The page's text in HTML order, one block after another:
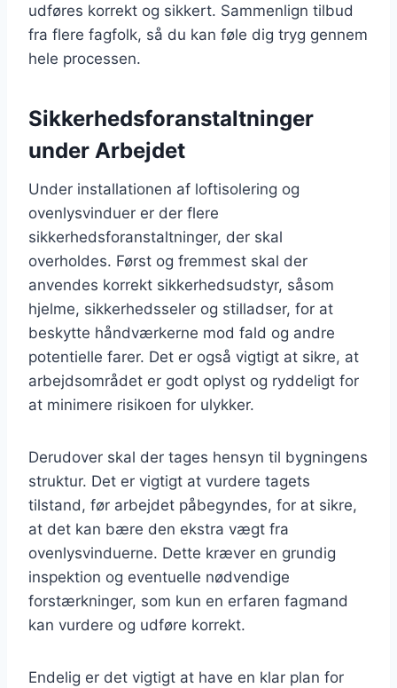
udføres korrekt og sikkert. Sammenlign tilbud
fra flere fagfolk, så du kan føle dig tryg gennem
hele processen.
Sikkerhedsforanstaltninger
under Arbejdet
Under installationen af loftisolering og
ovenlysvinduer er der flere
sikkerhedsforanstaltninger, der skal
overholdes. Først og fremmest skal der
anvendes korrekt sikkerhedsudstyr, såsom
hjelme, sikkerhedsseler og stilladser, for at
beskytte håndværkerne mod fald og andre
potentielle farer. Det er også vigtigt at sikre, at
arbejdsområdet er godt oplyst og ryddeligt for
at minimere risikoen for ulykker.
Derudover skal der tages hensyn til bygningens
struktur. Det er vigtigt at vurdere tagets
tilstand, før arbejdet påbegyndes, for at sikre,
at det kan bære den ekstra vægt fra
ovenlysvinduerne. Dette kræver en grundig
inspektion og eventuelle nødvendige
forstærkninger, som kun en erfaren fagmand
kan vurdere og udføre korrekt.
Endelig er det vigtigt at have en klar plan for